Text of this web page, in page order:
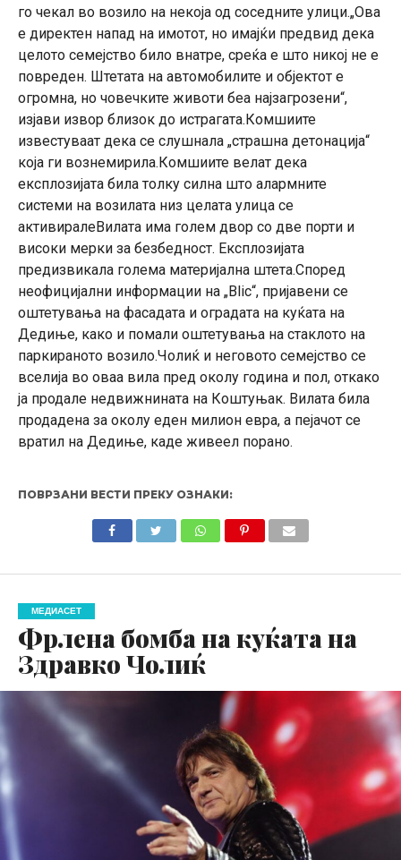
го чекал во возило на некоја од соседните улици.„Ова
е директен напад на имотот, но имајќи предвид дека
целото семејство било внатре, среќа е што никој не е
повреден. Штетата на автомобилите и објектот е
огромна, но човечките животи беа најзагрозени“,
изјави извор близок до истрагата.Комшиите
известуваат дека се слушнала „страшна детонација“
која ги вознемирила.Комшиите велат дека
експлозијата била толку силна што алармните
системи на возилата низ целата улица се
активиралеВилата има голем двор со две порти и
високи мерки за безбедност. Експлозијата
предизвикала голема материјална штета.Според
неофицијални информации на „Blic“, пријавени се
оштетувања на фасадата и оградата на куќата на
Дедиње, како и помали оштетувања на стаклото на
паркираното возило.Чолиќ и неговото семејство се
вселија во оваа вила пред околу година и пол, откако
ја продале недвижнината на Коштуњак. Вилата била
продадена за околу еден милион евра, а пејачот се
вратил на Дедиње, каде живеел порано.
ПОВРЗАНИ ВЕСТИ ПРЕКУ ОЗНАКИ:
МЕДИАСЕТ
Фрлена бомба на куќата на
Здравко Чолиќ